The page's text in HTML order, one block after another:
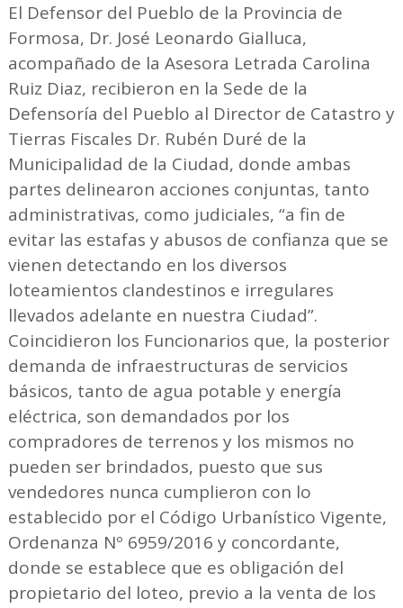
El Defensor del Pueblo de la Provincia de
Formosa, Dr. José Leonardo Gialluca,
acompañado de la Asesora Letrada Carolina
Ruiz Diaz, recibieron en la Sede de la
Defensoría del Pueblo al Director de Catastro y
Tierras Fiscales Dr. Rubén Duré de la
Municipalidad de la Ciudad, donde ambas
partes delinearon acciones conjuntas, tanto
administrativas, como judiciales, “a fin de
evitar las estafas y abusos de confianza que se
vienen detectando en los diversos
loteamientos clandestinos e irregulares
llevados adelante en nuestra Ciudad”.
Coincidieron los Funcionarios que, la posterior
demanda de infraestructuras de servicios
básicos, tanto de agua potable y energía
eléctrica, son demandados por los
compradores de terrenos y los mismos no
pueden ser brindados, puesto que sus
vendedores nunca cumplieron con lo
establecido por el Código Urbanístico Vigente,
Ordenanza Nº 6959/2016 y concordante,
donde se establece que es obligación del
propietario del loteo, previo a la venta de los